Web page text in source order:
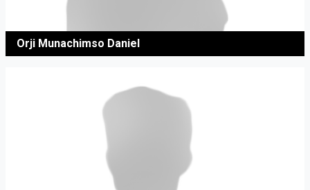
Orji Munachimso Daniel